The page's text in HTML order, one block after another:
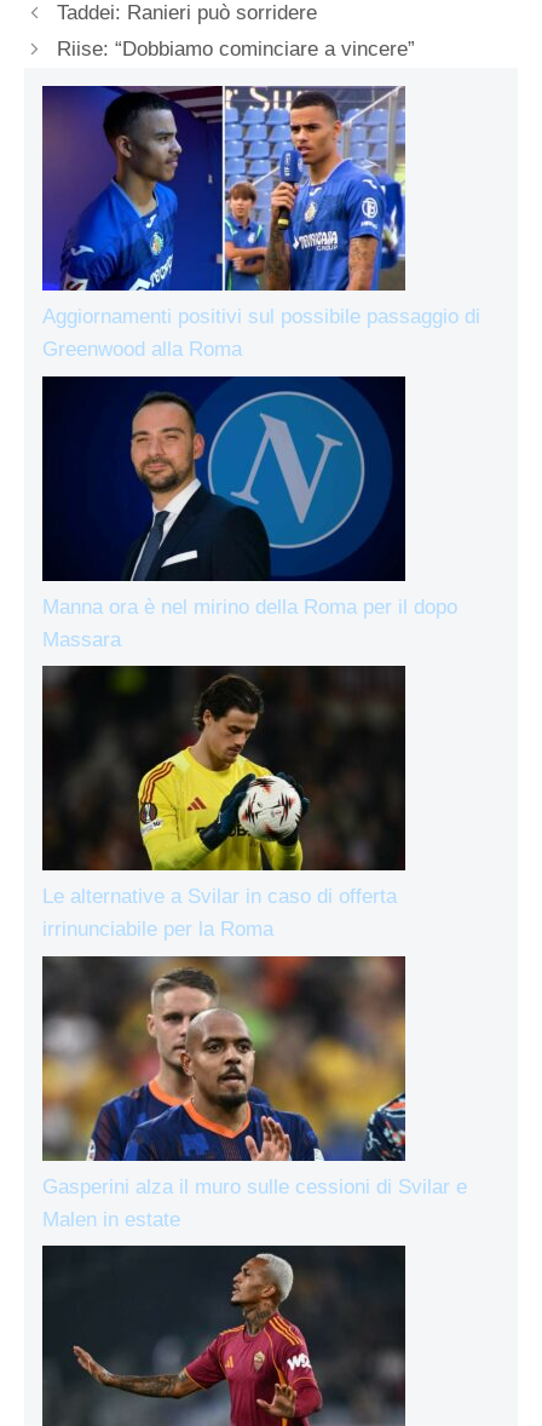
Taddei: Ranieri può sorridere
Riise: “Dobbiamo cominciare a vincere”
Aggiornamenti positivi sul possibile passaggio di
Greenwood alla Roma
Manna ora è nel mirino della Roma per il dopo
Massara
Le alternative a Svilar in caso di offerta
irrinunciabile per la Roma
Gasperini alza il muro sulle cessioni di Svilar e
Malen in estate